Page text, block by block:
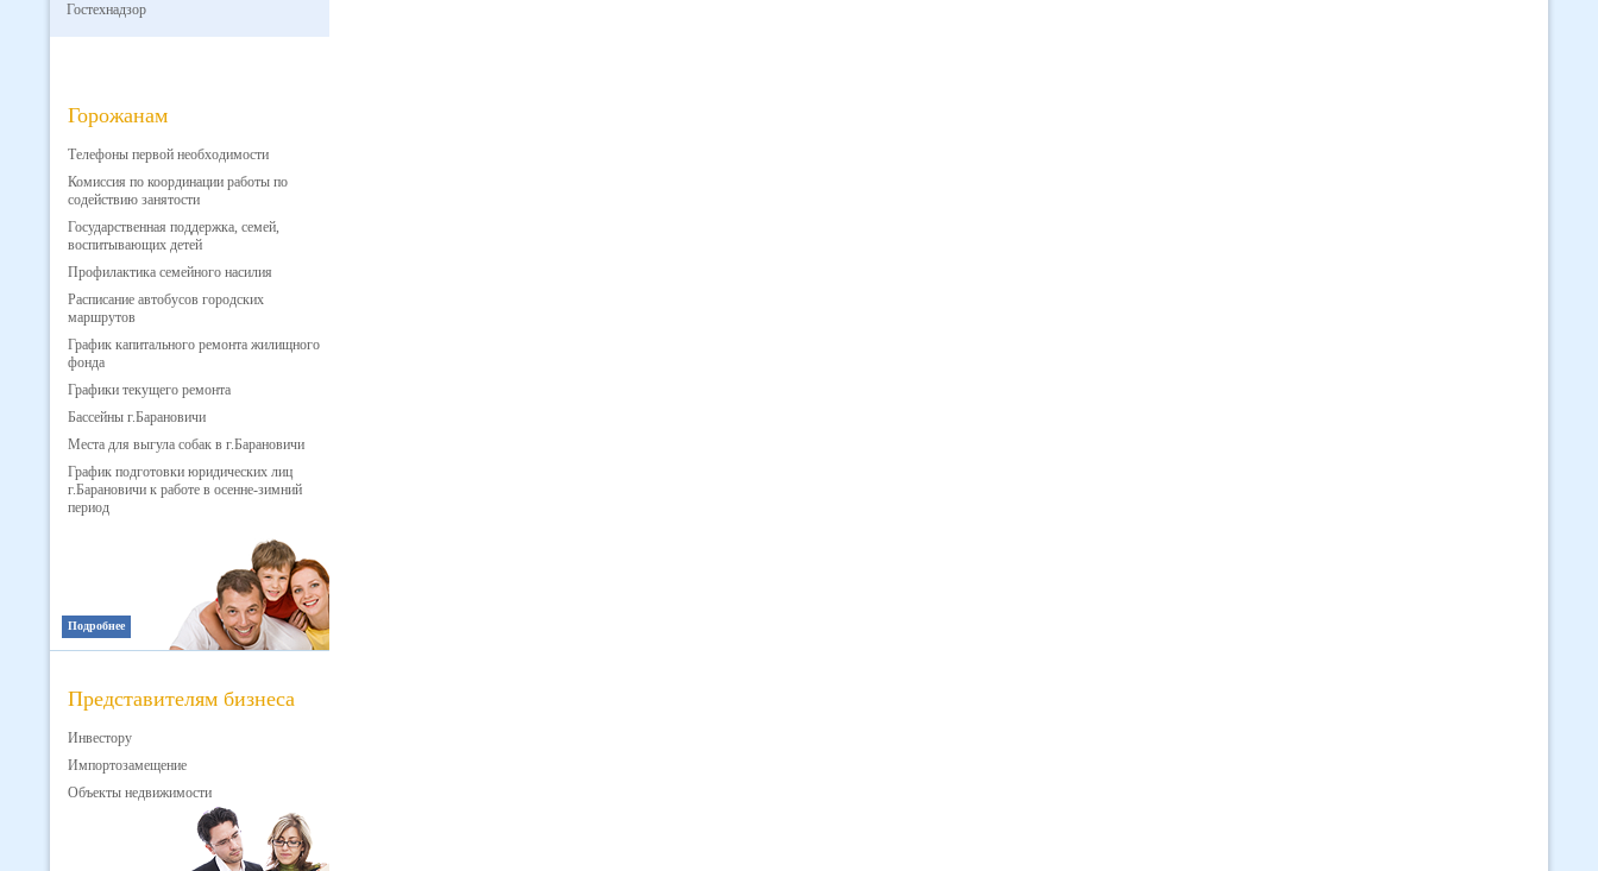
Гостехнадзор
Горожанам
Телефоны первой необходимости
Комиссия по координации работы по
содействию занятости
Государственная поддержка, семей,
воспитывающих детей
Профилактика семейного насилия
Расписание автобусов городских
маршрутов
График капитального ремонта жилищного
фонда
Графики текущего ремонта
Бассейны г.Барановичи
Места для выгула собак в г.Барановичи
График подготовки юридических лиц
г.Барановичи к работе в осенне-зимний
период
Подробнее
Представителям бизнеса
Инвестору
Импортозамещение
Объекты недвижимости